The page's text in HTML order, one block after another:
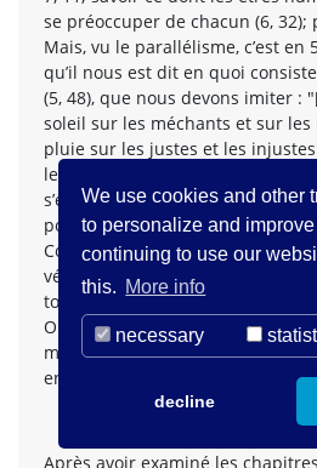
We use cookies and other
to personalize and
continuing to use our
this. More info
necessary
decline
se préoccuper de chacun (6, 32);
Mais, vu le parallélisme, c’est
qu’il nous est dit en quoi
(5, 48), que nous devons imiter :
soleil sur les méchants et sur
pluie sur les justes et les
le Père est défini par son amour
s’étend à tous, même les
pour Dieu, c’est créer des fils,
Correspondre à cette paternité
véritablement fils du Père, c’est
tous, même nos ennemis, une
On ne se situe vis-à-vis du Père
moment où on se situe vis-à-vis
ennemis, comme un frère »
Après avoir examiné les